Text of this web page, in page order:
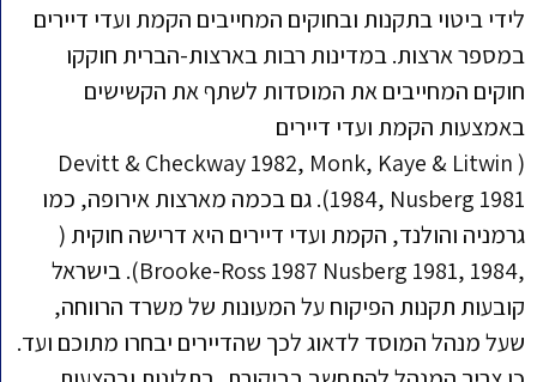
לידי ביטוי בתקנות ובחוקים המחייבים הקמת ועדי דיירים
במספר ארצות. במדינות רבות בארצות-הברית חוקקו
חוקים המחייבים את המוסדות לשתף את הקשישים
באמצעות הקמת ועדי דיירים
( Devitt & Checkway 1982, Monk, Kaye & Litwin
1984, Nusberg 1981). גם בכמה מארצות אירופה, כמו
גרמניה והולנד, הקמת ועדי דיירים היא דרישה חוקית (
,Brooke-Ross 1987 Nusberg 1981, 1984). בישראל
קובעות תקנות הפיקוח על המעונות של משרד הרווחה,
שעל מנהל המוסד לדאוג לכך שהדיירים יבחרו מתוכם ועד.